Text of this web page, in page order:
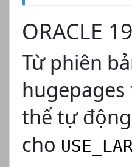
ORACLE
Từ phiên
thể tự
cho